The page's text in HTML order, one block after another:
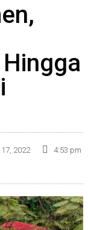
2022
4:53 pm